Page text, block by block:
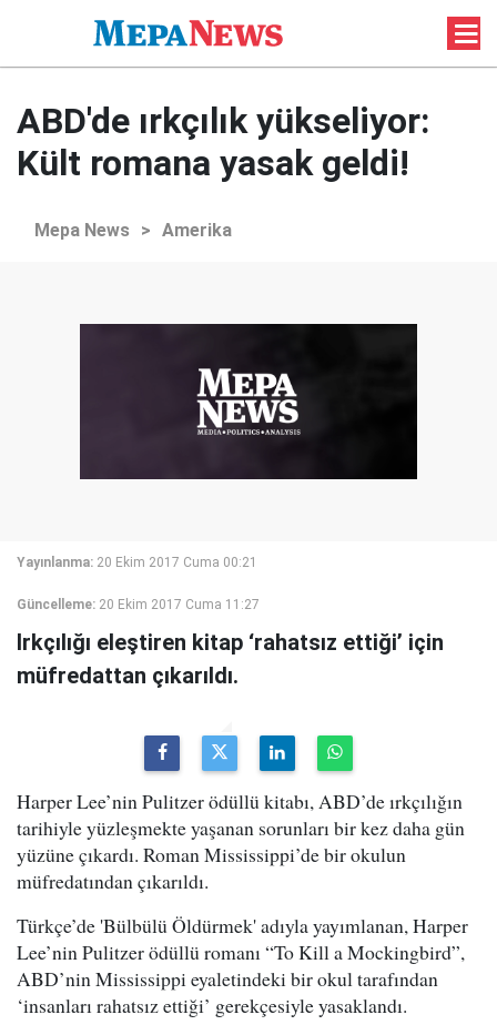
ABD'de ırkçılık yükseliyor:
Kült romana yasak geldi!
Mepa News > Amerika
Yayınlanma: 20 Ekim 2017 Cuma 00:21
Güncelleme: 20 Ekim 2017 Cuma 11:27
Irkçılığı eleştiren kitap ‘rahatsız ettiği’ için
müfredattan çıkarıldı.
Harper Lee’nin Pulitzer ödüllü kitabı, ABD’de ırkçılığın
tarihiyle yüzleşmekte yaşanan sorunları bir kez daha gün
yüzüne çıkardı. Roman Mississippi’de bir okulun
müfredatından çıkarıldı.
Türkçe’de 'Bülbülü Öldürmek' adıyla yayımlanan, Harper
Lee’nin Pulitzer ödüllü romanı “To Kill a Mockingbird”,
ABD’nin Mississippi eyaletindeki bir okul tarafından
‘insanları rahatsız ettiği’ gerekçesiyle yasaklandı.